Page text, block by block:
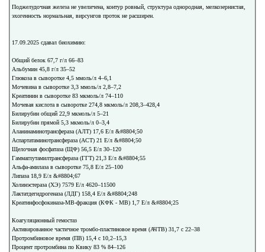
Поджелудочная железа не увеличена, контур ровный, структура однородная, мелкозернистая,
эхогенность нормальная, вирсунгов проток не расширен.
17.09.2025 сдавал биохимию:
Общий белок 67,7 г/л 66–83
Альбумин 45,8 г/л 35–52
Глюкоза в сыворотке 4,5 ммоль/л 4–6,1
Мочевина в сыворотке 3,3 ммоль/л 2,8–7,2
Креатинин в сыворотке 83 мкмоль/л 74–110
Мочевая кислота в сыворотке 274,8 мкмоль/л 208,3–428,4
Билирубин общий 22,9 мкмоль/л 5–21
Билирубин прямой 5,3 мкмоль/л 0–3,4
Аланинаминотрансфераза (АЛТ) 17,6 Е/л &#8804;50
Аспартатаминотрансфераза (АСТ) 21 Е/л &#8804;50
Щелочная фосфатаза (ЩФ) 56,5 Е/л 30–120
Гаммаглутамилтрансфераза (ГГТ) 21,3 Е/л &#8804;55
Альфа-амилаза в сыворотке 75,8 Е/л 25–100
Липаза 18,9 Е/л &#8804;67
Холинэстераза (ХЭ) 7579 Е/л 4620–11500
Лактатдегидрогеназа (ЛДГ) 158,4 Е/л &#8804;248
Креатинфосфокиназа-МВ-фракция (КФК - МВ) 1,7 Е/л &#8804;25
Коагуляционный гемостаз
Активированное частичное тромбо-пластиновое время (АЧТВ) 31,7 с 22–38
Протромбиновое время (ПВ) 15,4 с 10,2–15,3
Процент протромбина по Квику 83 % 84–126